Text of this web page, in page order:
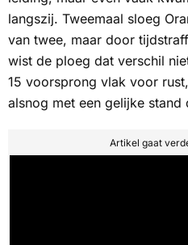
langszij. Tweemaal sloeg
van twee, maar door
wist de ploeg dat verschil
15 voorsprong vlak voor
alsnog met een gelijke stand
Artikel gaat